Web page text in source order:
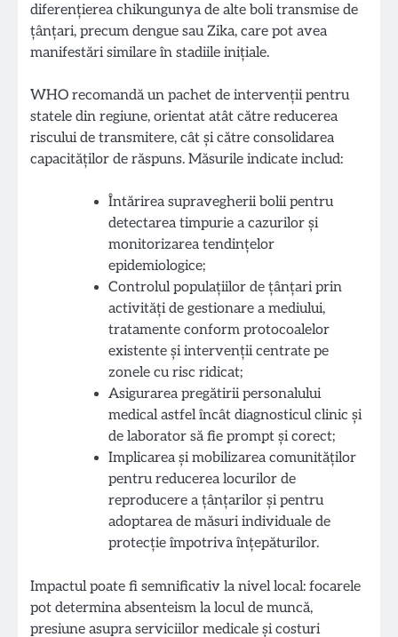
diferențierea chikungunya de alte boli transmise de
țânțari, precum dengue sau Zika, care pot avea
manifestări similare în stadiile inițiale.
WHO recomandă un pachet de intervenții pentru
statele din regiune, orientat atât către reducerea
riscului de transmitere, cât și către consolidarea
capacităților de răspuns. Măsurile indicate includ:
Întărirea supravegherii bolii pentru
detectarea timpurie a cazurilor și
monitorizarea tendințelor
epidemiologice;
Controlul populațiilor de țânțari prin
activități de gestionare a mediului,
tratamente conform protocoalelor
existente și intervenții centrate pe
zonele cu risc ridicat;
Asigurarea pregătirii personalului
medical astfel încât diagnosticul clinic și
de laborator să fie prompt și corect;
Implicarea și mobilizarea comunităților
pentru reducerea locurilor de
reproducere a țânțarilor și pentru
adoptarea de măsuri individuale de
protecție împotriva înțepăturilor.
Impactul poate fi semnificativ la nivel local: focarele
pot determina absenteism la locul de muncă,
presiune asupra serviciilor medicale și costuri